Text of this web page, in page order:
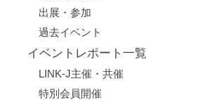
出展・参加
過去イベント
イベントレポート一覧
LINK-J主催・共催
特別会員開催